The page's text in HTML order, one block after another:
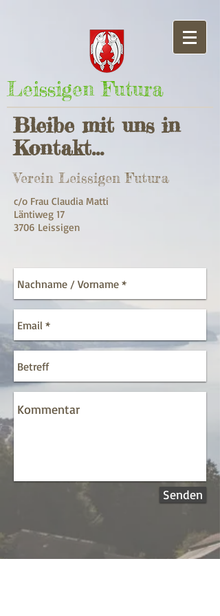
Leissigen Futura
Bleibe mit uns in
Kontakt...
Verein Leissigen Futura
c/o Frau Claudia Matti
Läntiweg 17
3706 Leissigen
Senden